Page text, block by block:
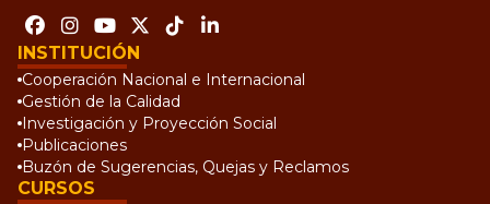
INSTITUCIÓN
Cooperación Nacional e Internacional
Gestión de la Calidad
Investigación y Proyección Social
Publicaciones
Buzón de Sugerencias, Quejas y Reclamos
CURSOS